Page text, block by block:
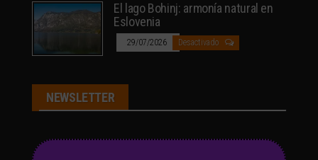
El lago Bohinj: armonía natural en
Eslovenia
29/07/2026 Desactivado
NEWSLETTER